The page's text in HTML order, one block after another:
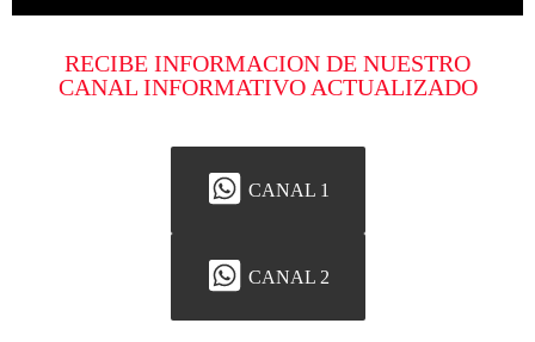
RECIBE INFORMACION DE NUESTRO
CANAL INFORMATIVO ACTUALIZADO
CANAL 1
CANAL 2